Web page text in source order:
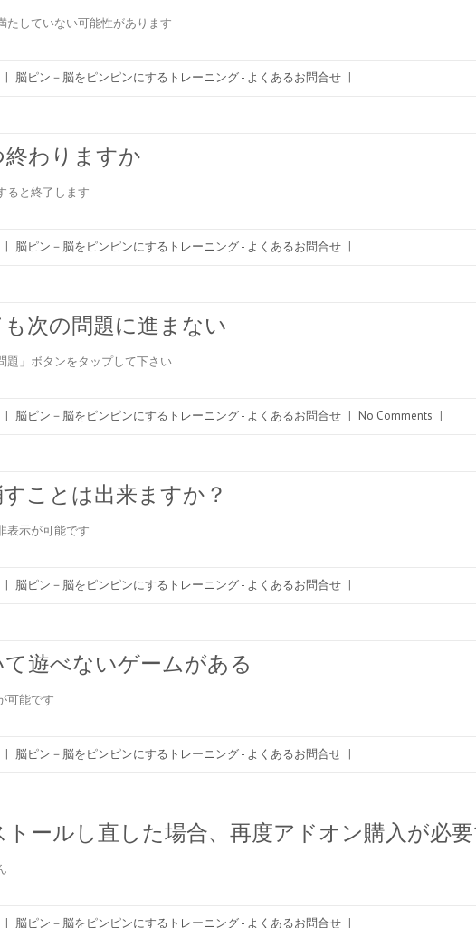
たしていない可能性があります
| 脳ピン－脳をピンピンにするトレーニング - よくあるお問合せ |
終わりますか
ると終了します
| 脳ピン－脳をピンピンにするトレーニング - よくあるお問合せ |
次の問題に進まない
題」ボタンをタップして下さい
| 脳ピン－脳をピンピンにするトレーニング - よくあるお問合せ | No Comments |
ことは出来ますか？
表示が可能です
| 脳ピン－脳をピンピンにするトレーニング - よくあるお問合せ |
遊べないゲームがある
可能です
| 脳ピン－脳をピンピンにするトレーニング - よくあるお問合せ |
トールし直した場合、再度アドオン購入が必要
| 脳ピン－脳をピンピンにするトレーニング - よくあるお問合せ |